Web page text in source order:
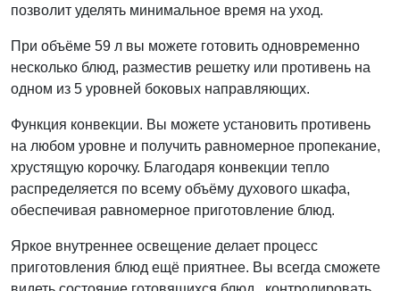
позволит уделять минимальное время на уход.
При объёме 59 л вы можете готовить одновременно
несколько блюд, разместив решетку или противень на
одном из 5 уровней боковых направляющих.
Функция конвекции. Вы можете установить противень
на любом уровне и получить равномерное пропекание,
хрустящую корочку. Благодаря конвекции тепло
распределяется по всему объёму духового шкафа,
обеспечивая равномерное приготовление блюд.
Яркое внутреннее освещение делает процесс
приготовления блюд ещё приятнее. Вы всегда сможете